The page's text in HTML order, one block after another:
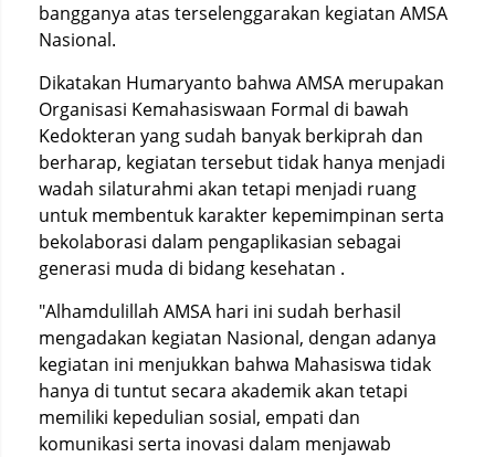
bangganya atas terselenggarakan kegiatan AMSA
Nasional.
Dikatakan Humaryanto bahwa AMSA merupakan
Organisasi Kemahasiswaan Formal di bawah
Kedokteran yang sudah banyak berkiprah dan
berharap, kegiatan tersebut tidak hanya menjadi
wadah silaturahmi akan tetapi menjadi ruang
untuk membentuk karakter kepemimpinan serta
bekolaborasi dalam pengaplikasian sebagai
generasi muda di bidang kesehatan .
"Alhamdulillah AMSA hari ini sudah berhasil
mengadakan kegiatan Nasional, dengan adanya
kegiatan ini menjukkan bahwa Mahasiswa tidak
hanya di tuntut secara akademik akan tetapi
memiliki kepedulian sosial, empati dan
komunikasi serta inovasi dalam menjawab